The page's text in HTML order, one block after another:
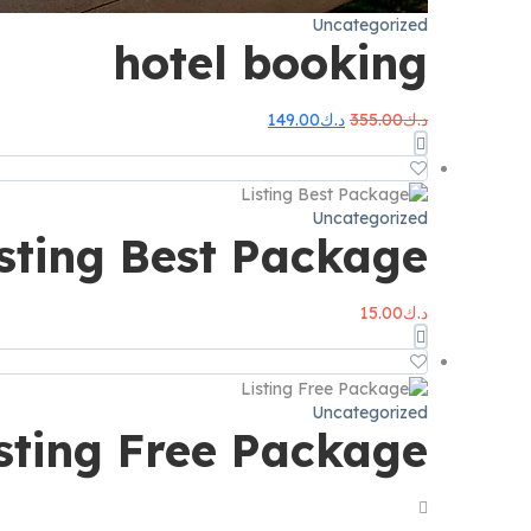
Uncategorized
hotel booking
د.ك355.00 السعر
د.ك355.00.
د.ك149.00
د.ك149.00.
Uncategorized
Best Package
د.ك15.00
Uncategorized
Free Package